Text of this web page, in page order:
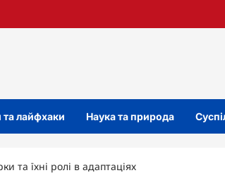
лайфхаки Наука та природа
та їхні ролі в адаптаціях